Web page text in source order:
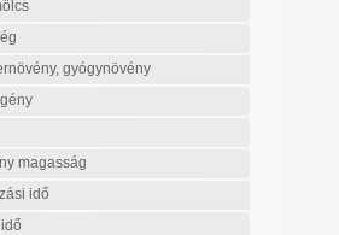
gyógynövény
magasság
idő